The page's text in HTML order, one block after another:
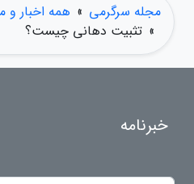
مجله سرگرمی » همه اخبار و
» تثبیت دهانی چیست؟
خبرنامه